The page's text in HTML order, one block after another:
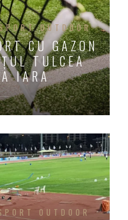
OUTDOOR
CU GAZON
TULCEA
IARA
OUTDOOR